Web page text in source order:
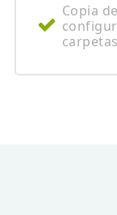
Copia
carpetas